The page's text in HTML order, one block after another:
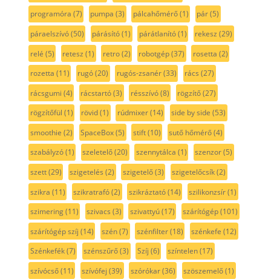
programóra (7) pumpa (3) pálcahőmérő(1) pár(5)
páraelszívó(50) párásító(1) párátlanító(1) rekesz (29)
relé (5) retesz (1) retro(2) robotgép(37) rosetta (2)
rozetta (11) rugó(20) rugós-zsanér(33) rács (27)
rácsgumi (4) rácstartó(3) résszívó(8) rögzítő(27)
rögzítőfül (1) rövid(1) rúdmixer(14) side by side (53)
smoothie (2) SpaceBox(5) stift(10) sutő hőmérő(4)
szabályzó(1) szeletelő(20) szennytálca (1) szenzor(5)
szett(29) szigetelés (2) szigetelő(3) szigetelőcsík(2)
szikra (11) szikratrafó(2) szikráztató(14) szilikonzsír(1)
szimering(11) szivacs (3) szivattyú(17) szárítógép(101)
szárítógép szíj (14) szén(7) szénfilter(18) szénkefe (12)
Szénkefék(7) szénszűrő(3) Szíj (6) színtelen(17)
szívócső(11) szívófej (39) szórókar(36) szöszemelő(1)